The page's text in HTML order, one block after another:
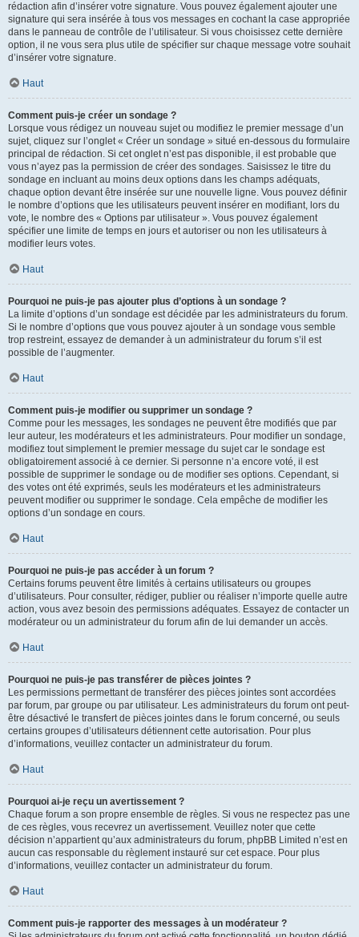
rédaction afin d’insérer votre signature. Vous pouvez également ajouter une
signature qui sera insérée à tous vos messages en cochant la case appropriée
dans le panneau de contrôle de l’utilisateur. Si vous choisissez cette dernière
option, il ne vous sera plus utile de spécifier sur chaque message votre souhait
d’insérer votre signature.
Haut
Comment puis-je créer un sondage ?
Lorsque vous rédigez un nouveau sujet ou modifiez le premier message d’un
sujet, cliquez sur l’onglet « Créer un sondage » situé en-dessous du formulaire
principal de rédaction. Si cet onglet n’est pas disponible, il est probable que
vous n’ayez pas la permission de créer des sondages. Saisissez le titre du
sondage en incluant au moins deux options dans les champs adéquats,
chaque option devant être insérée sur une nouvelle ligne. Vous pouvez définir
le nombre d’options que les utilisateurs peuvent insérer en modifiant, lors du
vote, le nombre des « Options par utilisateur ». Vous pouvez également
spécifier une limite de temps en jours et autoriser ou non les utilisateurs à
modifier leurs votes.
Haut
Pourquoi ne puis-je pas ajouter plus d’options à un sondage ?
La limite d’options d’un sondage est décidée par les administrateurs du forum.
Si le nombre d’options que vous pouvez ajouter à un sondage vous semble
trop restreint, essayez de demander à un administrateur du forum s’il est
possible de l’augmenter.
Haut
Comment puis-je modifier ou supprimer un sondage ?
Comme pour les messages, les sondages ne peuvent être modifiés que par
leur auteur, les modérateurs et les administrateurs. Pour modifier un sondage,
modifiez tout simplement le premier message du sujet car le sondage est
obligatoirement associé à ce dernier. Si personne n’a encore voté, il est
possible de supprimer le sondage ou de modifier ses options. Cependant, si
des votes ont été exprimés, seuls les modérateurs et les administrateurs
peuvent modifier ou supprimer le sondage. Cela empêche de modifier les
options d’un sondage en cours.
Haut
Pourquoi ne puis-je pas accéder à un forum ?
Certains forums peuvent être limités à certains utilisateurs ou groupes
d’utilisateurs. Pour consulter, rédiger, publier ou réaliser n’importe quelle autre
action, vous avez besoin des permissions adéquates. Essayez de contacter un
modérateur ou un administrateur du forum afin de lui demander un accès.
Haut
Pourquoi ne puis-je pas transférer de pièces jointes ?
Les permissions permettant de transférer des pièces jointes sont accordées
par forum, par groupe ou par utilisateur. Les administrateurs du forum ont peut-
être désactivé le transfert de pièces jointes dans le forum concerné, ou seuls
certains groupes d’utilisateurs détiennent cette autorisation. Pour plus
d’informations, veuillez contacter un administrateur du forum.
Haut
Pourquoi ai-je reçu un avertissement ?
Chaque forum a son propre ensemble de règles. Si vous ne respectez pas une
de ces règles, vous recevrez un avertissement. Veuillez noter que cette
décision n’appartient qu’aux administrateurs du forum, phpBB Limited n’est en
aucun cas responsable du règlement instauré sur cet espace. Pour plus
d’informations, veuillez contacter un administrateur du forum.
Haut
Comment puis-je rapporter des messages à un modérateur ?